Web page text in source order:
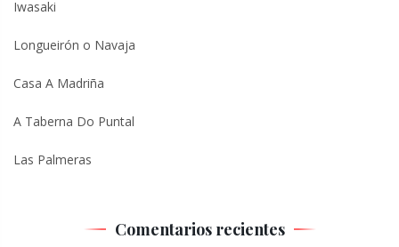
Iwasaki
Longueirón o Navaja
Casa A Madriña
A Taberna Do Puntal
Las Palmeras
Comentarios recientes